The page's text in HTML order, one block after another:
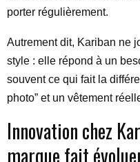
porter régulièrement.
Autrement dit, Kariban ne
style : elle répond à un
souvent ce qui fait la
photo” et un vêtement
Innovation chez
marque fait